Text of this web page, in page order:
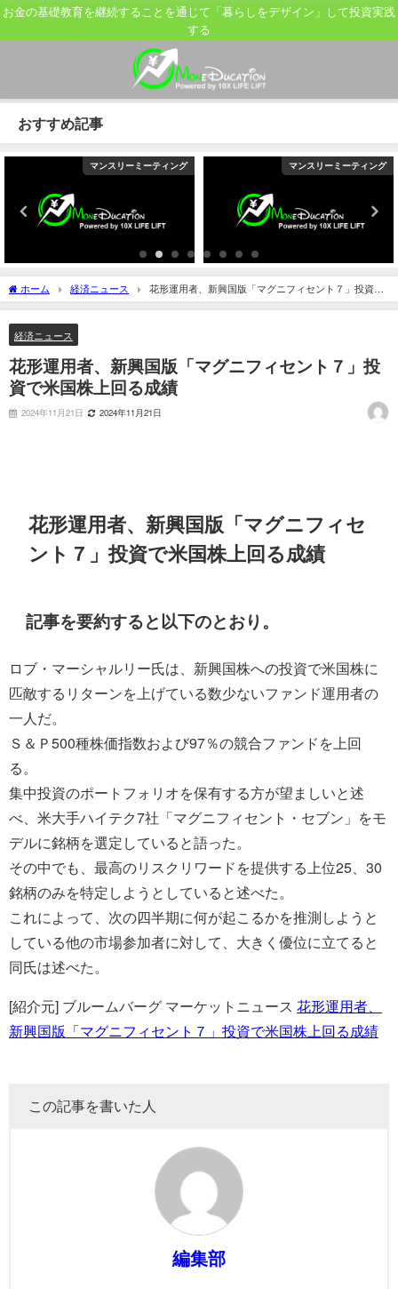
お金の基礎教育を継続することを通じて「暮らしをデザイン」して投資実践
する
おすすめ記事
マンスリーミーティング マンスリーミーティング
ホーム 経済ニュース
花形運用者、新興国版「マグニフィセント７」投資で
米国株上回る成績
経済ニュース
花形運用者、新興国版「マグニフィセント７」投
資で米国株上回る成績
2024年11月21日 2024年11月21日
花形運用者、新興国版「マグニフィセ
ント７」投資で米国株上回る成績
記事を要約すると以下のとおり。
ロブ・マーシャルリー氏は、新興国株への投資で米国株に
匹敵するリターンを上げている数少ないファンド運用者の
一人だ。
Ｓ＆Ｐ500種株価指数および97％の競合ファンドを上回
る。
集中投資のポートフォリオを保有する方が望ましいと述
べ、米大手ハイテク7社「マグニフィセント・セブン」をモ
デルに銘柄を選定していると語った。
その中でも、最高のリスクリワードを提供する上位25、30
銘柄のみを特定しようとしていると述べた。
これによって、次の四半期に何が起こるかを推測しようと
している他の市場参加者に対して、大きく優位に立てると
同氏は述べた。
[紹介元] ブルームバーグ マーケットニュース 花形運用者、
新興国版「マグニフィセント７」投資で米国株上回る成績
この記事を書いた人
編集部